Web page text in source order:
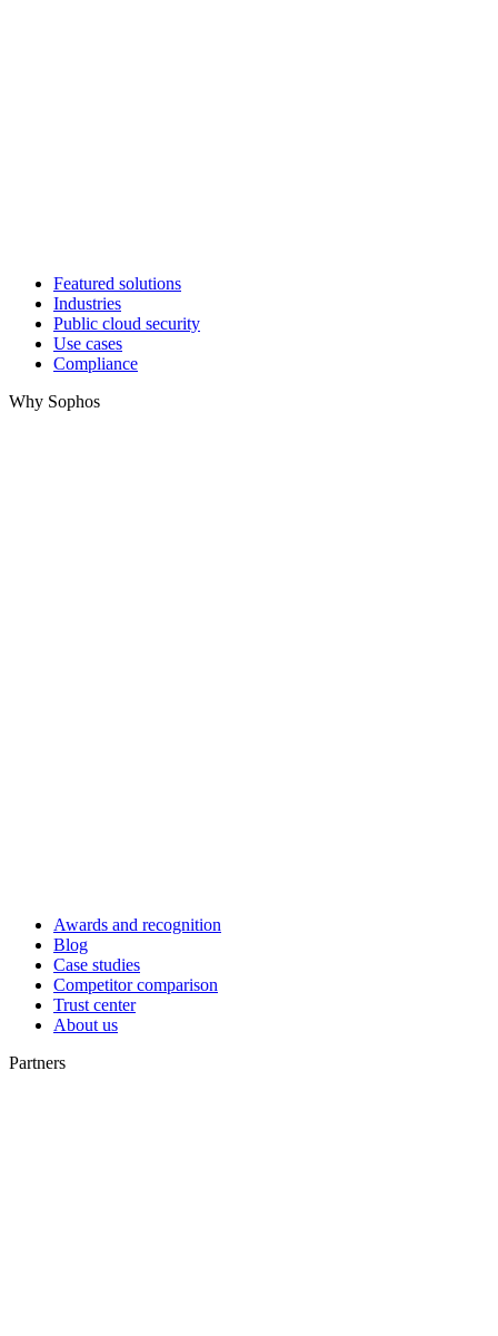
Featured solutions
Industries
Public cloud security
Use cases
Compliance
Why Sophos
Awards and recognition
Blog
Case studies
Competitor comparison
Trust center
About us
Partners